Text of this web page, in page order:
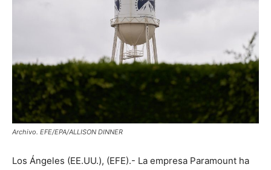
Archivo. EFE/EPA/ALLISON DINNER
Los Ángeles (EE.UU.), (EFE).- La empresa Paramount ha